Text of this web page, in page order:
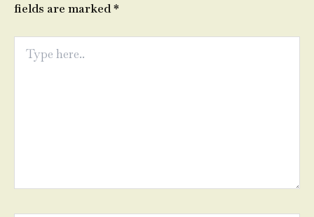
fields are marked*
here..